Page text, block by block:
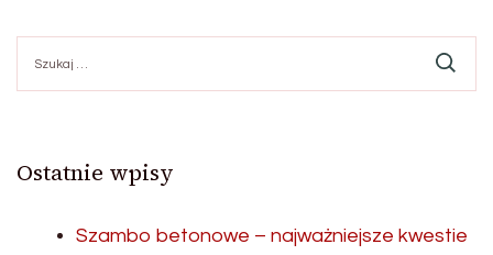
Ostatnie wpisy
Szambo betonowe – najważniejsze kwestie